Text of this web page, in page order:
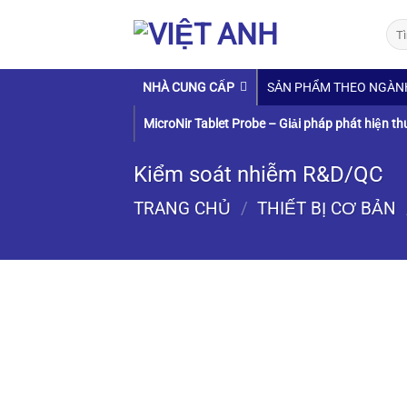
Tìm
kiếm:
NHÀ CUNG CẤP SẢN PHẨM THEO
MicroNir Tablet Probe – Giải pháp phát hiện
Kiểm soát nhiễm R&D/QC
TRANG CHỦ / THIẾT BỊ CƠ BẢN